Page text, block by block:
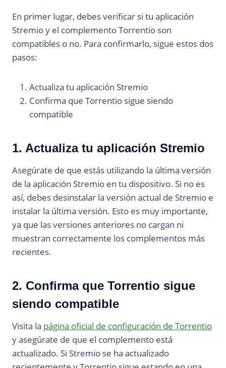
En primer lugar, debes verificar si tu aplicación
Stremio y el complemento Torrentio son
compatibles o no. Para confirmarlo, sigue estos dos
pasos:
Actualiza tu aplicación Stremio
Confirma que Torrentio sigue siendo
compatible
1. Actualiza tu aplicación Stremio
Asegúrate de que estás utilizando la última versión
de la aplicación Stremio en tu dispositivo. Si no es
así, debes desinstalar la versión actual de Stremio e
instalar la última versión. Esto es muy importante,
ya que las versiones anteriores no cargan ni
muestran correctamente los complementos más
recientes.
2. Confirma que Torrentio sigue
siendo compatible
Visita la página oficial de configuración de Torrentio
y asegúrate de que el complemento está
actualizado. Si Stremio se ha actualizado